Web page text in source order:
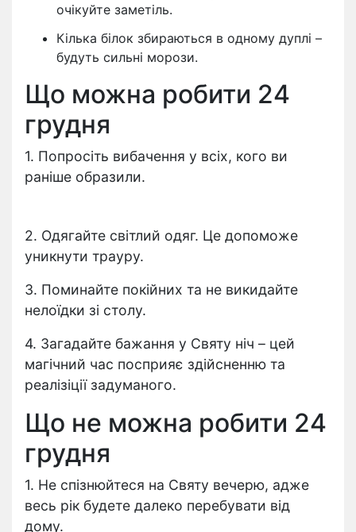
очікуйте заметіль.
Кілька білок збираються в одному дуплі –
будуть сильні морози.
Що можна робити 24
грудня
1. Попросіть вибачення у всіх, кого ви
раніше образили.
2. Одягайте світлий одяг. Це допоможе
уникнути трауру.
3. Поминайте покійних та не викидайте
нелоїдки зі столу.
4. Загадайте бажання у Святу ніч – цей
магічний час посприяє здійсненню та
реалізіції задуманого.
Що не можна робити 24
грудня
1. Не спізнюйтеся на Святу вечерю, адже
весь рік будете далеко перебувати від
дому.